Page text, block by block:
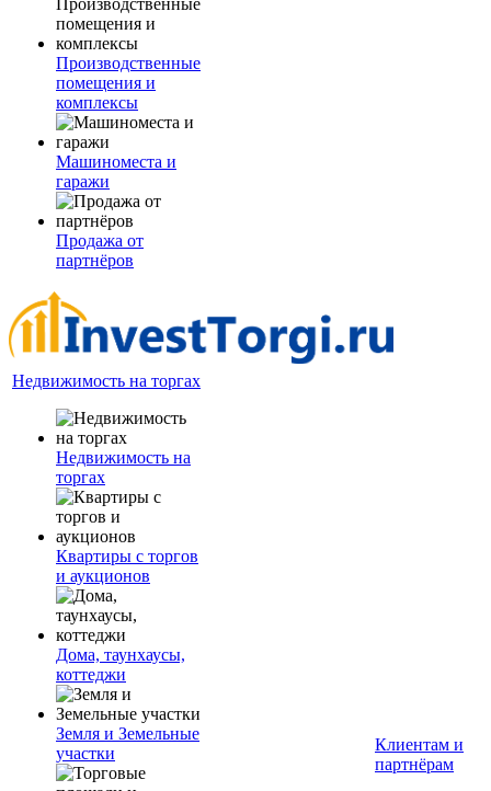
Производственные
помещения и
комплексы
Машиноместа и
гаражи
Продажа от
партнёров
Недвижимость на торгах
Недвижимость на
торгах
Квартиры с торгов
и аукционов
Дома, таунхаусы,
коттеджи
Земля и Земельные
участки
Клиентам и
партнёрам